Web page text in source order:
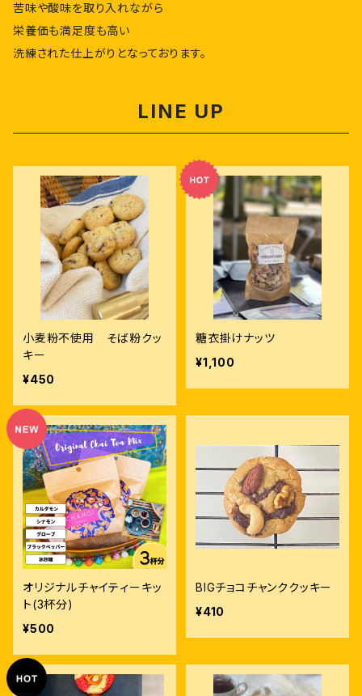
苦味や酸味を取り入れながら
栄養価も満足度も高い
洗練された仕上がりとなっております。
LINE UP
小麦粉不使用 そば粉クッ
キー
¥450
糖衣掛けナッツ
¥1,100
オリジナルチャイティーキッ
ト(3杯分)
¥500
BIGチョコチャンククッキー
¥410